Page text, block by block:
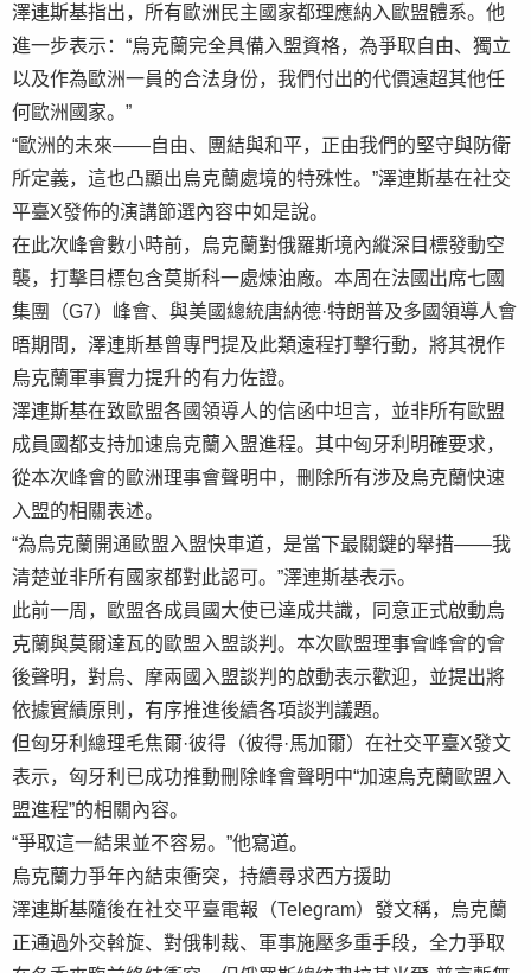
澤連斯基指出，所有歐洲民主國家都理應納入歐盟體系。他
進一步表示：“烏克蘭完全具備入盟資格，為爭取自由、獨立
以及作為歐洲一員的合法身份，我們付出的代價遠超其他任
何歐洲國家。”
“歐洲的未來——自由、團結與和平，正由我們的堅守與防衛
所定義，這也凸顯出烏克蘭處境的特殊性。”澤連斯基在社交
平臺X發佈的演講節選內容中如是說。
在此次峰會數小時前，烏克蘭對俄羅斯境內縱深目標發動空
襲，打擊目標包含莫斯科一處煉油廠。本周在法國出席七國
集團（G7）峰會、與美國總統唐納德·特朗普及多國領導人會
晤期間，澤連斯基曾專門提及此類遠程打擊行動，將其視作
烏克蘭軍事實力提升的有力佐證。
澤連斯基在致歐盟各國領導人的信函中坦言，並非所有歐盟
成員國都支持加速烏克蘭入盟進程。其中匈牙利明確要求，
從本次峰會的歐洲理事會聲明中，刪除所有涉及烏克蘭快速
入盟的相關表述。
“為烏克蘭開通歐盟入盟快車道，是當下最關鍵的舉措——我
清楚並非所有國家都對此認可。”澤連斯基表示。
此前一周，歐盟各成員國大使已達成共識，同意正式啟動烏
克蘭與莫爾達瓦的歐盟入盟談判。本次歐盟理事會峰會的會
後聲明，對烏、摩兩國入盟談判的啟動表示歡迎，並提出將
依據實績原則，有序推進後續各項談判議題。
但匈牙利總理毛焦爾·彼得（彼得·馬加爾）在社交平臺X發文
表示，匈牙利已成功推動刪除峰會聲明中“加速烏克蘭歐盟入
盟進程”的相關內容。
“爭取這一結果並不容易。”他寫道。
烏克蘭力爭年內結束衝突，持續尋求西方援助
澤連斯基隨後在社交平臺電報（Telegram）發文稱，烏克蘭
正通過外交斡旋、對俄制裁、軍事施壓多重手段，全力爭取